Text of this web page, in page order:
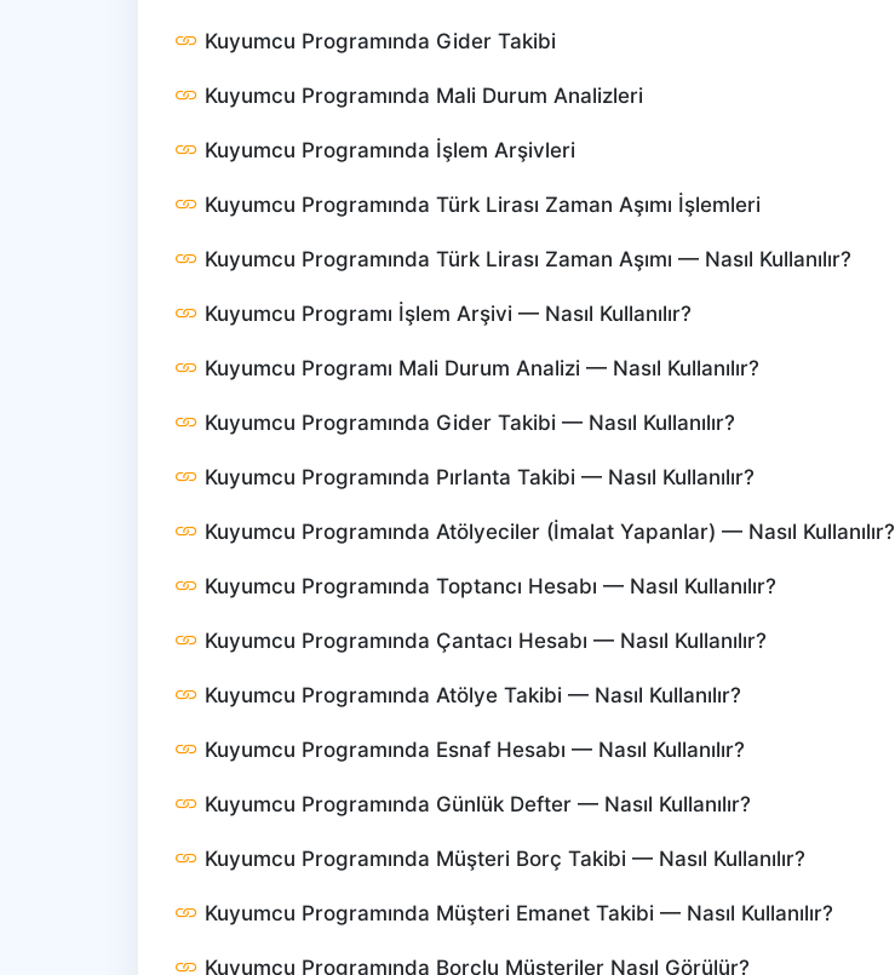
Kuyumcu Programında Gider Takibi
Kuyumcu Programında Mali Durum Analizleri
Kuyumcu Programında İşlem Arşivleri
Kuyumcu Programında Türk Lirası Zaman Aşımı İşlemleri
Kuyumcu Programında Türk Lirası Zaman Aşımı — Nasıl Kullanılır?
Kuyumcu Programı İşlem Arşivi — Nasıl Kullanılır?
Kuyumcu Programı Mali Durum Analizi — Nasıl Kullanılır?
Kuyumcu Programında Gider Takibi — Nasıl Kullanılır?
Kuyumcu Programında Pırlanta Takibi — Nasıl Kullanılır?
Kuyumcu Programında Atölyeciler (İmalat Yapanlar) — Nasıl Kullanılır?
Kuyumcu Programında Toptancı Hesabı — Nasıl Kullanılır?
Kuyumcu Programında Çantacı Hesabı — Nasıl Kullanılır?
Kuyumcu Programında Atölye Takibi — Nasıl Kullanılır?
Kuyumcu Programında Esnaf Hesabı — Nasıl Kullanılır?
Kuyumcu Programında Günlük Defter — Nasıl Kullanılır?
Kuyumcu Programında Müşteri Borç Takibi — Nasıl Kullanılır?
Kuyumcu Programında Müşteri Emanet Takibi — Nasıl Kullanılır?
Kuyumcu Programında Borçlu Müşteriler Nasıl Görülür?